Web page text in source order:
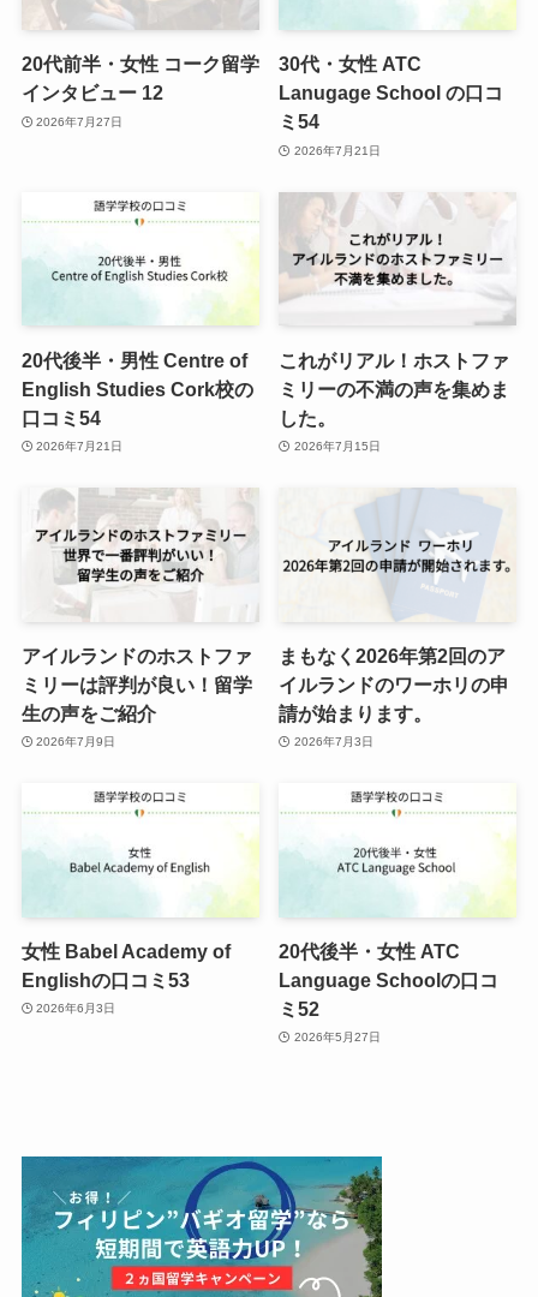
20代前半・女性 コーク留学
インタビュー 12
2026年7月27日
30代・女性 ATC
Lanugage School の口コ
ミ54
2026年7月21日
20代後半・男性 Centre of
English Studies Cork校の
口コミ54
2026年7月21日
これがリアル！ホストファ
ミリーの不満の声を集めま
した。
2026年7月15日
アイルランドのホストファ
ミリーは評判が良い！留学
生の声をご紹介
2026年7月9日
まもなく2026年第2回のア
イルランドのワーホリの申
請が始まります。
2026年7月3日
女性 Babel Academy of
Englishの口コミ53
2026年6月3日
20代後半・女性 ATC
Language Schoolの口コ
ミ52
2026年5月27日